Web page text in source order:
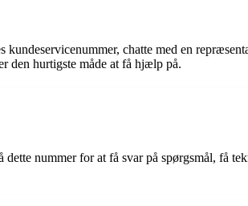
chatte med en
den hurtigste måde at få hjælp på.
nummer for at få svar på spørgsmål, få